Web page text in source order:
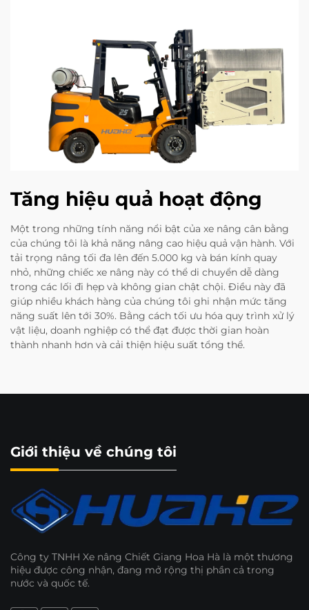
Tăng hiệu quả hoạt động
Một trong những tính năng nổi bật của xe nâng cân bằng
của chúng tôi là khả năng nâng cao hiệu quả vận hành. Với
tải trọng nâng tối đa lên đến 5.000 kg và bán kính quay
nhỏ, những chiếc xe nâng này có thể di chuyển dễ dàng
trong các lối đi hẹp và không gian chật chội. Điều này đã
giúp nhiều khách hàng của chúng tôi ghi nhận mức tăng
năng suất lên tới 30%. Bằng cách tối ưu hóa quy trình xử lý
vật liệu, doanh nghiệp có thể đạt được thời gian hoàn
thành nhanh hơn và cải thiện hiệu suất tổng thể.
Giới thiệu về chúng tôi
Công ty TNHH Xe nâng Chiết Giang Hoa Hà là một thương
hiệu được công nhận, đang mở rộng thị phần cả trong
nước và quốc tế.